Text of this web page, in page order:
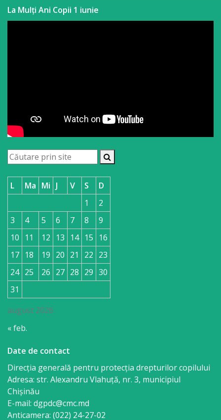
paginii
La Mulți Ani Copii 1 iunie
august 2026
L Ma Mi J V S
D
1
2
3
4 5 6 7 8
9
10
11 12 13 14 15
16
17 18 19 20 21 22 23
24 25 26 27 28 29 30
31
« feb.
Date de contact
Direcția generală pentru protecția drepturilor copilului
Adresa: str. Alexandru Vlahuţă, nr. 3, municipiul
Chişinău
E-mail: dgpdc@cmc.md
Anticamera: (022) 24-27-02